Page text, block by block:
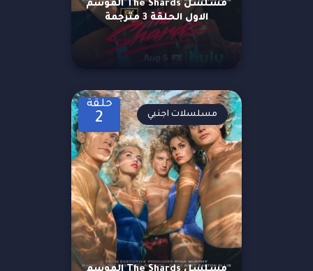
مسلسل The Shards الموسم
الاول الحلقة 3 مترجمة
حلقة
2 مسلسلات اجنبي